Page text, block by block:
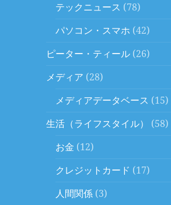
テックニュース (78)
パソコン・スマホ (42)
ピーター・ティール (26)
メディア (28)
メディアデータベース (15)
生活（ライフスタイル）
(58)
お金 (12)
クレジットカード (17)
人間関係 (3)